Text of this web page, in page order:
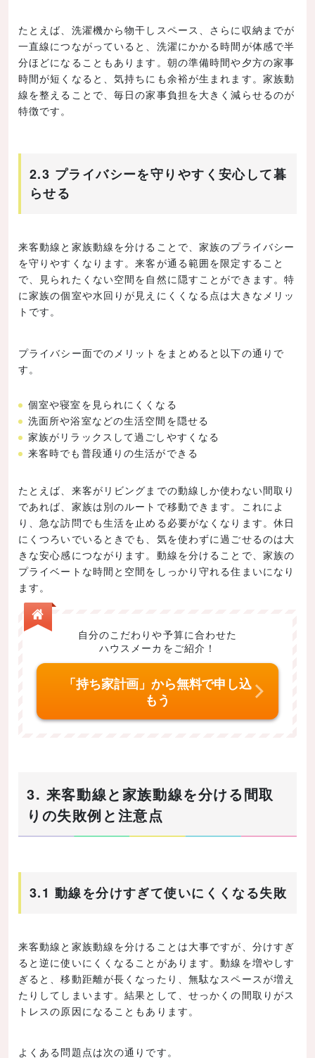
たとえば、洗濯機から物干しスペース、さらに収納までが
一直線につながっていると、洗濯にかかる時間が体感で半
分ほどになることもあります。朝の準備時間や夕方の家事
時間が短くなると、気持ちにも余裕が生まれます。家族動
線を整えることで、毎日の家事負担を大きく減らせるのが
特徴です。
2.3 プライバシーを守りやすく安心して暮
らせる
来客動線と家族動線を分けることで、家族のプライバシー
を守りやすくなります。来客が通る範囲を限定すること
で、見られたくない空間を自然に隠すことができます。特
に家族の個室や水回りが見えにくくなる点は大きなメリッ
トです。
プライバシー面でのメリットをまとめると以下の通りで
す。
個室や寝室を見られにくくなる
洗面所や浴室などの生活空間を隠せる
家族がリラックスして過ごしやすくなる
来客時でも普段通りの生活ができる
たとえば、来客がリビングまでの動線しか使わない間取り
であれば、家族は別のルートで移動できます。これによ
り、急な訪問でも生活を止める必要がなくなります。休日
にくつろいでいるときでも、気を使わずに過ごせるのは大
きな安心感につながります。動線を分けることで、家族の
プライベートな時間と空間をしっかり守れる住まいになり
ます。
自分のこだわりや予算に合わせた
ハウスメーカをご紹介！
「持ち家計画」から無料で申し込
もう
3. 来客動線と家族動線を分ける間取
りの失敗例と注意点
3.1 動線を分けすぎて使いにくくなる失敗
来客動線と家族動線を分けることは大事ですが、分けすぎ
ると逆に使いにくくなることがあります。動線を増やしす
ぎると、移動距離が長くなったり、無駄なスペースが増え
たりしてしまいます。結果として、せっかくの間取りがス
トレスの原因になることもあります。
よくある問題点は次の通りです。